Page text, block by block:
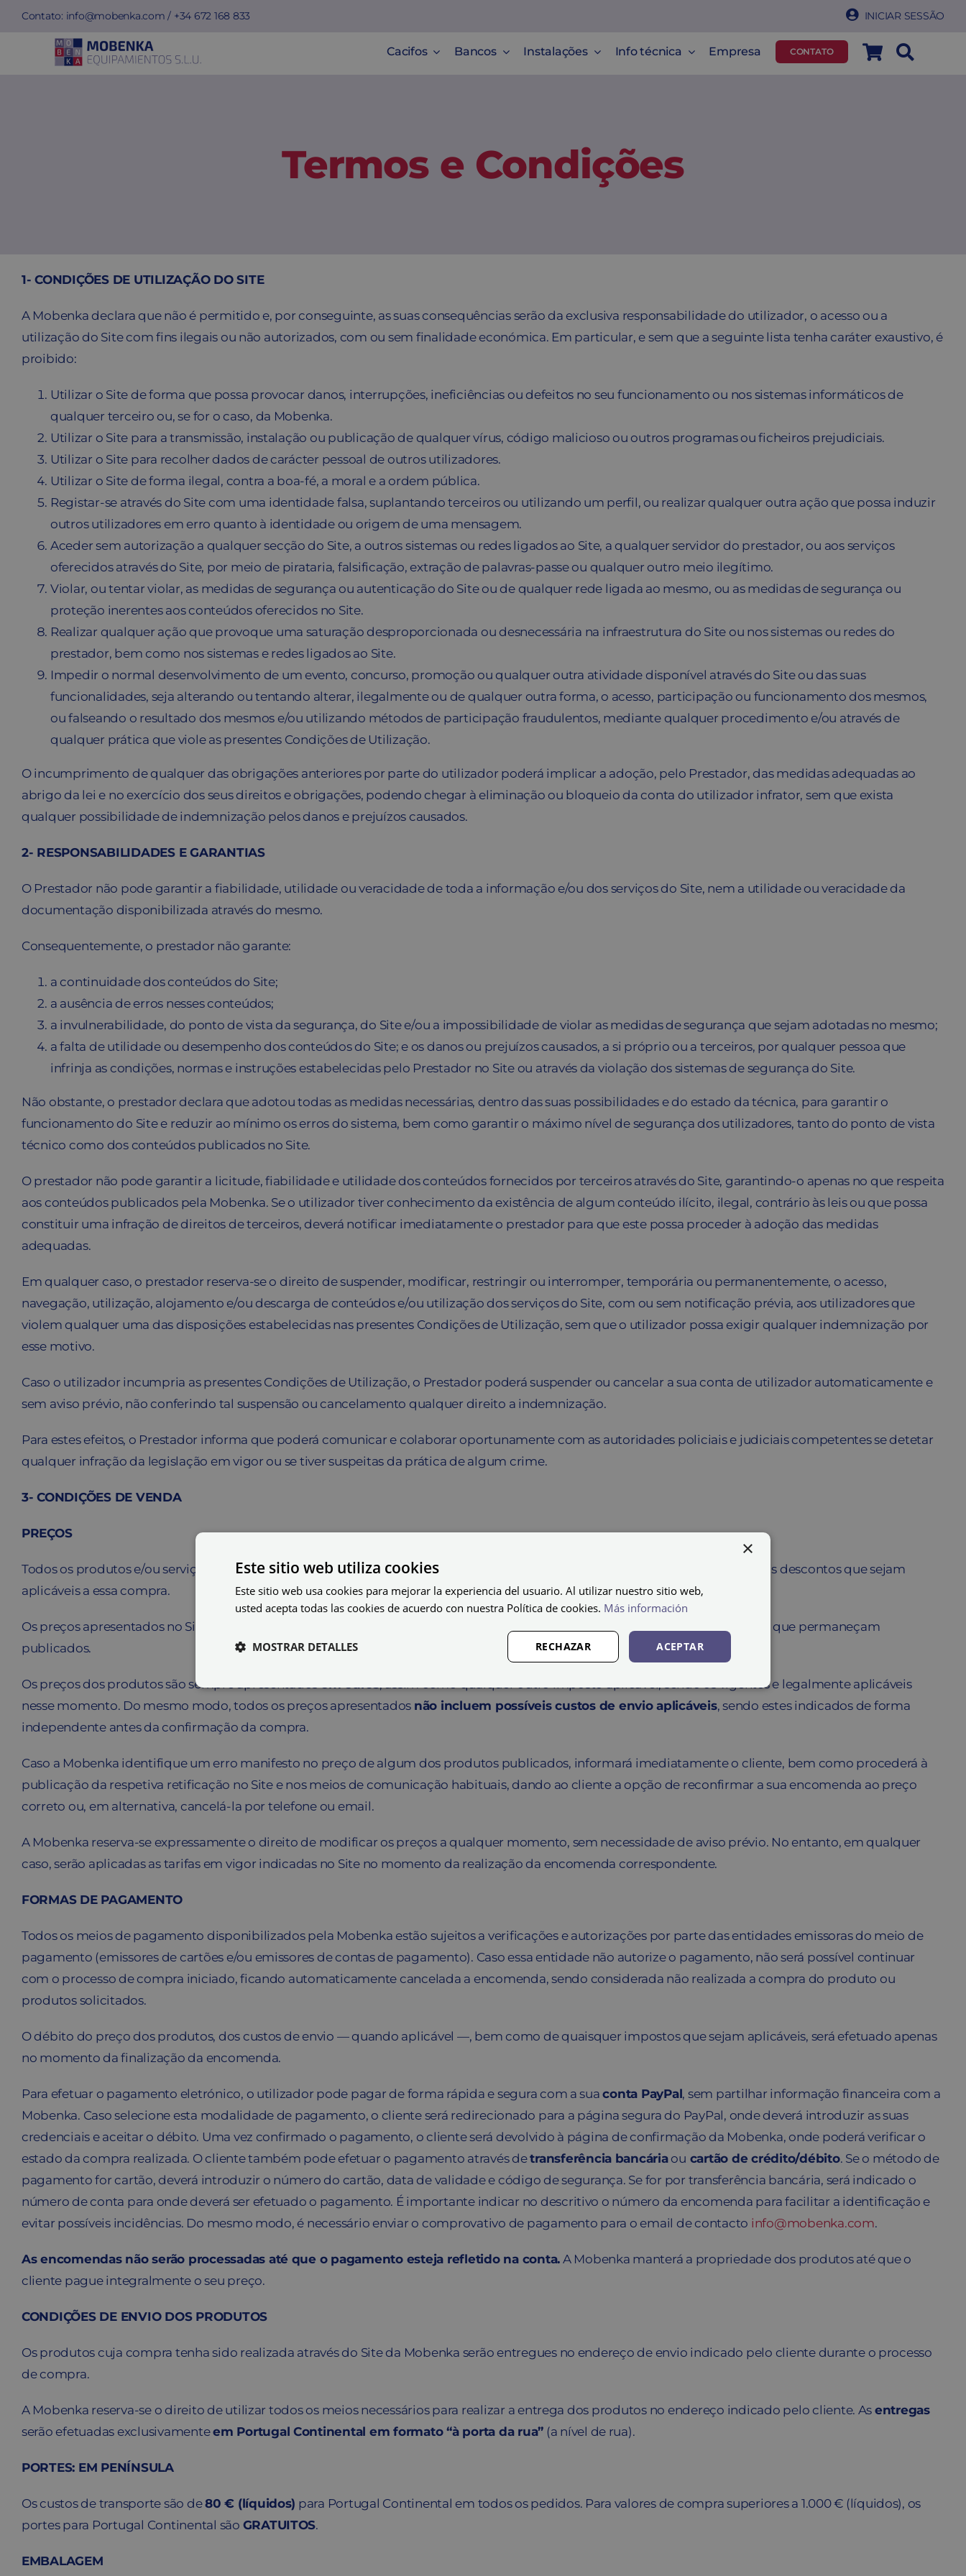
SkipContato: info@mobenka.com / +34 672 168 833 INICIAR SESSÃO
Cacifos Bancos Instalações Info técnica Empresa CONTATO
Termos e Condições
1- CONDIÇÕES DE UTILIZAÇÃO DO SITE
A Mobenka declara que não é permitido e, por conseguinte, as suas consequências serão da exclusiva responsabilidade do utilizador, o acesso ou a
utilização do Site com fins ilegais ou não autorizados, com ou sem finalidade económica. Em particular, e sem que a seguinte lista tenha caráter exaustivo, é
proibido:
Utilizar o Site de forma que possa provocar danos, interrupções, ineficiências ou defeitos no seu funcionamento ou nos sistemas informáticos de
qualquer terceiro ou, se for o caso, da Mobenka.
Utilizar o Site para a transmissão, instalação ou publicação de qualquer vírus, código malicioso ou outros programas ou ficheiros prejudiciais.
Utilizar o Site para recolher dados de carácter pessoal de outros utilizadores.
Utilizar o Site de forma ilegal, contra a boa-fé, a moral e a ordem pública.
Registar-se através do Site com uma identidade falsa, suplantando terceiros ou utilizando um perfil, ou realizar qualquer outra ação que possa induzir
outros utilizadores em erro quanto à identidade ou origem de uma mensagem.
Aceder sem autorização a qualquer secção do Site, a outros sistemas ou redes ligados ao Site, a qualquer servidor do prestador, ou aos serviços
oferecidos através do Site, por meio de pirataria, falsificação, extração de palavras-passe ou qualquer outro meio ilegítimo.
Violar, ou tentar violar, as medidas de segurança ou autenticação do Site ou de qualquer rede ligada ao mesmo, ou as medidas de segurança ou
proteção inerentes aos conteúdos oferecidos no Site.
Realizar qualquer ação que provoque uma saturação desproporcionada ou desnecessária na infraestrutura do Site ou nos sistemas ou redes do
prestador, bem como nos sistemas e redes ligados ao Site.
Impedir o normal desenvolvimento de um evento, concurso, promoção ou qualquer outra atividade disponível através do Site ou das suas
funcionalidades, seja alterando ou tentando alterar, ilegalmente ou de qualquer outra forma, o acesso, participação ou funcionamento dos mesmos,
ou falseando o resultado dos mesmos e/ou utilizando métodos de participação fraudulentos, mediante qualquer procedimento e/ou através de
qualquer prática que viole as presentes Condições de Utilização.
O incumprimento de qualquer das obrigações anteriores por parte do utilizador poderá implicar a adoção, pelo Prestador, das medidas adequadas ao
abrigo da lei e no exercício dos seus direitos e obrigações, podendo chegar à eliminação ou bloqueio da conta do utilizador infrator, sem que exista
qualquer possibilidade de indemnização pelos danos e prejuízos causados.
2- RESPONSABILIDADES E GARANTIAS
O Prestador não pode garantir a fiabilidade, utilidade ou veracidade de toda a informação e/ou dos serviços do Site, nem a utilidade ou veracidade da
documentação disponibilizada através do mesmo.
Consequentemente, o prestador não garante:
a continuidade dos conteúdos do Site;
a ausência de erros nesses conteúdos;
a invulnerabilidade, do ponto de vista da segurança, do Site e/ou a impossibilidade de violar as medidas de segurança que sejam adotadas no mesmo;
a falta de utilidade ou desempenho dos conteúdos do Site; e os danos ou prejuízos causados, a si próprio ou a terceiros, por qualquer pessoa que
infrinja as condições, normas e instruções estabelecidas pelo Prestador no Site ou através da violação dos sistemas de segurança do Site.
Não obstante, o prestador declara que adotou todas as medidas necessárias, dentro das suas possibilidades e do estado da técnica, para garantir o
funcionamento do Site e reduzir ao mínimo os erros do sistema, bem como garantir o máximo nível de segurança dos utilizadores, tanto do ponto de vista
técnico como dos conteúdos publicados no Site.
O prestador não pode garantir a licitude, fiabilidade e utilidade dos conteúdos fornecidos por terceiros através do Site, garantindo-o apenas no que respeita
aos conteúdos publicados pela Mobenka. Se o utilizador tiver conhecimento da existência de algum conteúdo ilícito, ilegal, contrário às leis ou que possa
constituir uma infração de direitos de terceiros, deverá notificar imediatamente o prestador para que este possa proceder à adoção das medidas
adequadas.
Em qualquer caso, o prestador reserva-se o direito de suspender, modificar, restringir ou interromper, temporária ou permanentemente, o acesso,
navegação, utilização, alojamento e/ou descarga de conteúdos e/ou utilização dos serviços do Site, com ou sem notificação prévia, aos utilizadores que
violem qualquer uma das disposições estabelecidas nas presentes Condições de Utilização, sem que o utilizador possa exigir qualquer indemnização por
esse motivo.
Caso o utilizador incumpria as presentes Condições de Utilização, o Prestador poderá suspender ou cancelar a sua conta de utilizador automaticamente e
sem aviso prévio, não conferindo tal suspensão ou cancelamento qualquer direito a indemnização.
Para estes efeitos, o Prestador informa que poderá comunicar e colaborar oportunamente com as autoridades policiais e judiciais competentes se detetar
qualquer infração da legislação em vigor ou se tiver suspeitas da prática de algum crime.
3- CONDIÇÕES DE VENDA
PREÇOS
Todos os produtos e/ou serviços oferecidos no Site incluem o preço final do produto
, bem como, quando aplicável, os possíveis descontos que sejam
aplicáveis a essa compra.
Os preços apresentados no Site aplicam-se exclusivamente aos produtos oferecidos através desse canal e durante o tempo em que permaneçam
publicados.
Os preços dos produtos são sempre apresentadosem euros, assim como qualquer outro imposto aplicável, sendo os vigentes e legalmente aplicáveis
nesse momento. Do mesmo modo, todos os preços apresentados não incluem possíveis custos de envio aplicáveis, sendo estes indicados de forma
independente antes da confirmação da compra.
Caso a Mobenka identifique um erro manifesto no preço de algum dos produtos publicados, informará imediatamente o cliente, bem como procederá à
publicação da respetiva retificação no Site e nos meios de comunicação habituais, dando ao cliente a opção de reconfirmar a sua encomenda ao preço
correto ou, em alternativa, cancelá-la por telefone ou email.
A Mobenka reserva-se expressamente o direito de modificar os preços a qualquer momento, sem necessidade de aviso prévio. No entanto, em qualquer
caso, serão aplicadas as tarifas em vigor indicadas no Site no momento da realização da encomenda correspondente.
FORMAS DE PAGAMENTO
Todos os meios de pagamento disponibilizados pela Mobenka estão sujeitos a verificações e autorizações por parte das entidades emissoras do meio de
pagamento (emissores de cartões e/ou emissores de contas de pagamento). Caso essa entidade não autorize o pagamento, não será possível continuar
com o processo de compra iniciado, ficando automaticamente cancelada a encomenda, sendo considerada não realizada a compra do produto ou
produtos solicitados.
O débito do preço dos produtos, dos custos de envio — quando aplicável —, bem como de quaisquer impostos que sejam aplicáveis, será efetuado apenas
no momento da finalização da encomenda.
Para efetuar o pagamento eletrónico, o utilizador pode pagar de forma rápida e segura com a suaconta PayPal, sem partilhar informação financeira com a
Mobenka. Caso selecione esta modalidade de pagamento, o cliente será redirecionado para a página segura do PayPal, onde deverá introduzir as suas
credenciais e aceitar o débito. Uma vez confirmado o pagamento, o cliente será devolvido à página de confirmação da Mobenka, onde poderá verificar o
estado da compra realizada. O cliente também pode efetuar o pagamento através detransferência bancáriaou cartão de crédito/débito. Se o método de
pagamento for cartão, deverá introduzir o número do cartão, data de validade e código de segurança. Se for por transferência bancária, será indicado o
número de conta para onde deverá ser efetuado o pagamento. É importante indicar no descritivo o número da encomenda para facilitar a identificação e
evitar possíveis incidências. Do mesmo modo, é necessário enviar o comprovativo de pagamento para o email de contacto info@mobenka.com.
As encomendas não serão processadas até que o pagamento esteja refletido na conta. A Mobenka manterá a propriedade dos produtos até que o
cliente pague integralmente o seu preço.
CONDIÇÕES DE ENVIO DOS PRODUTOS
Os produtos cuja compra tenha sido realizada através do Site da Mobenka serão entregues no endereço de envio indicado pelo cliente durante o processo
de compra.
A Mobenka reserva-se o direito de utilizar todos os meios necessários para realizar a entrega dos produtos no endereço indicado pelo cliente. As entregas
serão efetuadas exclusivamenteem Portugal Continental em formato “à porta da rua” (a nível de rua).
PORTES: EM PENÍNSULA
Os custos de transporte são de80 € (líquidos) para Portugal Continental em todos os pedidos. Para valores de compra superiores a 1.000 € (líquidos), os
portes para Portugal Continental são GRATUITOS.
EMBALAGEM
×
Este sitio web utiliza cookies
Este sitio web usa cookies para mejorar la experiencia del usuario. Al utilizar nuestro sitio web,
usted acepta todas las cookies de acuerdo con nuestra Política de cookies. Más información
ACEPTAR
RECHAZAR
MOSTRAR DETALLES